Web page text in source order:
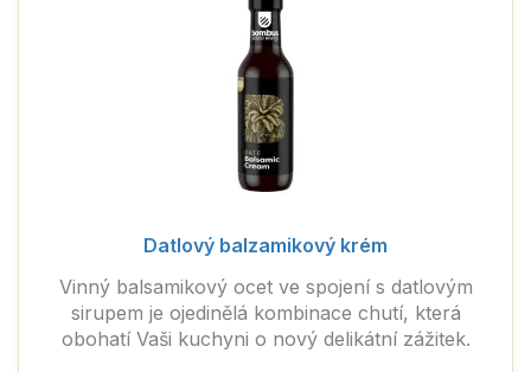
Datlový balzamikový krém
Vinný balsamikový ocet ve spojení s datlovým
sirupem je ojedinělá kombinace chutí, která
obohatí Vaši kuchyni o nový delikátní zážitek.